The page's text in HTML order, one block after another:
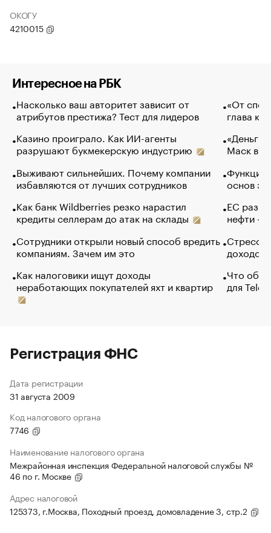
ОКОГУ
4210015
Интересное на РБК
Насколько ваш авторитет зависит от
атрибутов престижа? Тест для лидеров
Казино проиграло. Как ИИ-агенты
разрушают букмекерскую индустрию
Выживают сильнейших. Почему компании
избавляются от лучших сотрудников
Как банк Wildberries резко нарастил
кредиты селлерам до атак на склады
Сотрудники открыли новый способ вредить
компаниям. Зачем им это
Как налоговики ищут доходы
неработающих покупателей яхт и квартир
«От
глава
«Деньги
Маск в
Функции
основ
ЕС
нефти —
Стресс
доходов
Что
для
Регистрация ФНС
Дата регистрации
31 августа 2009
Код налогового органа
7746
Наименование налогового органа
Межрайонная инспекция Федеральной налоговой службы №
46 по г. Москве
Адрес налоговой
125373, г.Москва, Походный проезд, домовладение 3, стр.2